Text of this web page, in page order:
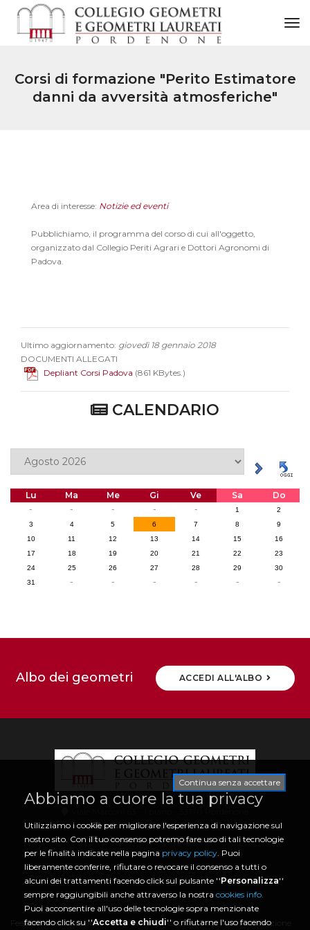
Corsi di formazione "Perito Estimatore
danni da avversità atmosferiche"
Area di interesse: Notizie ed eventi
Pubblichiamo, il programma del corso di cui all'oggetto,
organizzato dal Collegio Periti Agrari e Dottori Agronomi di
Padova.
Ultimo aggiornamento: giovedì 18 gennaio 2018
DOCUMENTI ALLEGATI
Depliant Corsi Padova (861 KBytes.)
CALENDARIO
Lu Ma Me Gi Ve Sa
Do
-
- - - - 1
2
3
4 5 6 7 8
9
10
11 12 13 14 15
16
17
18 19 20 21 22
23
24
25 26 27 28 29
30
31
- - - - - -
Albo dei geometri ACCEDI ALL'ALBO
info@collegio.geometri.pn.it
collegio.pordenone@geopec.it
0434 21466 | CF 80006730933
Feedback Accessibilità|Policy Privacy|Cookies Info| Amministrazione
Continua senza accettare
Abbiamo a cuore la tua privacy
Utilizziamo i cookie per migliorare l'esperienza di navigazione sul
nostro sito. Con il tuo consenso potremo fare uso di tali tecnologie
per le finalità indicate nella pagina privacy policy. Puoi
liberamente conferire, rifiutare o revocare il consenso a tutti o
alcuni dei trattamenti facendo click sul pulsante ''Personalizza''
sempre raggiungibili anche attraverso la nostra cookies info.
Puoi acconsentire all'uso delle tecnologie sopra menzionate
facendo click su ''Accetta e chiudi'' o rifiutarne l'uso facendo